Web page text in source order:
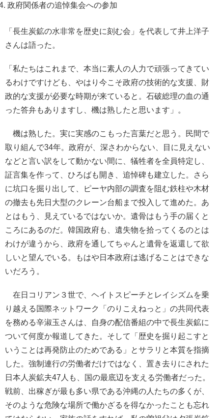
政府関係者の追悼集会への参加
「長生炭鉱の水非常を歴史に刻む会」を代表して井上洋子
さんは語った。
「私たちはこれまで、本当に素人の人力で頑張ってきてい
るわけですけども、やはり今こそ政府の技術的な支援、財
政的な支援が必要な時期が来ていると。石破総理の血の通
った答弁もありますし、機は熟したと思います」。
機は熟した。実に実感のこもった言葉だと思う。民間で
取り組んで34年。政府が、深さわからない、目に見えない
などと言い訳をして動かない間に、犠牲者を全員特定し、
証言集を作って、ひろばも開き、追悼碑も建立した。さら
に坑口を掘り出して、ピーヤ内部の調査を阻む鉄柱や木材
の撤去も先日大型のクレーン台船まで投入して進めた。あ
とはもう、見えているではないか。遺骨はもう手の届くと
ころにあるのだ。韓国政府も、遺失物を拾ってくるのとは
わけが違うから、政府を通してちゃんと遺骨を返還して欲
しいと望んでいる。もはや日本政府は逃げることはできな
いだろう。
在日コリアン３世で、ヘイトスピーチとレイシズムを乗
り越える国際ネットワーク「のりこえねっと」の共同代表
を務める辛淑玉さんは、自身の配信番組の中で長生炭鉱に
ついて何度か報道してきた。そして「歴史を掘り起こすと
いうことは再発防止のためである」とサラリと本質を指摘
した。強制連行の労働者だけではなく、置き去りにされた
日本人炭鉱夫47人も、国の最底辺を支える労働者だった。
戦前、出稼ぎが最も多い県である沖縄の人たちの多くが、
そのような危険な場所で働かざるを得なかったことも忘れ